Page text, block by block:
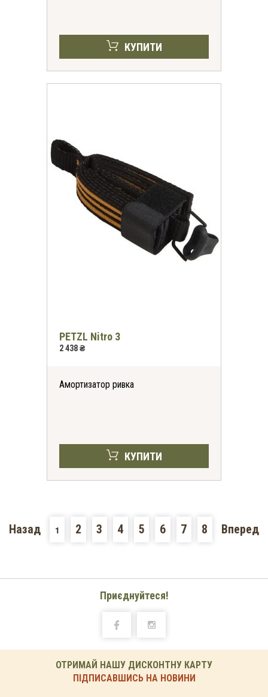
КУПИТИ
PETZL Nitro 3
2 438 ₴
Амортизатор ривка
КУПИТИ
Назад 1 2 3 4 5 6 7 8 Вперед
Приєднуйтеся!
ОТРИМАЙ НАШУ ДИСКОНТНУ КАРТУ
ПІДПИСАВШИСЬ НА НОВИНИ